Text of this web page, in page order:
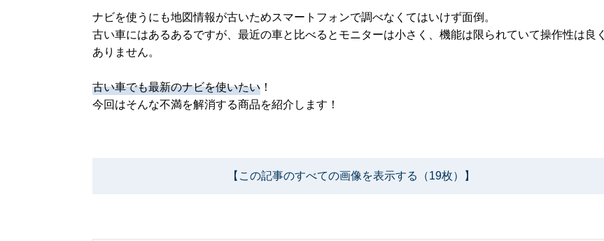
ナビを使うにも地図情報が古いためスマートフォンで調べなくてはいけず面倒。
古い車にはあるあるですが、最近の車と比べるとモニターは小さく、機能は限られていて操作性は良く
ありません。
古い車でも最新のナビを使いたい ！
今回はそんな不満を解消する商品を紹介します！
【この記事のすべての画像を表示する（19枚）】